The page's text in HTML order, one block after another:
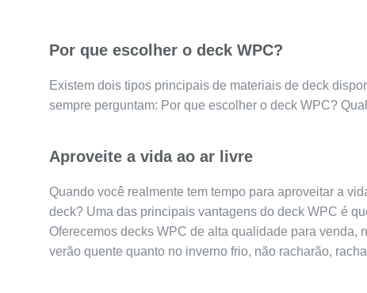
Por que escolher o deck WPC?
Existem dois tipos principais de materiais de deck
sempre perguntam: Por que escolher o deck WPC?
Aproveite a vida ao ar livre
Quando você realmente tem tempo para aproveitar a
deck? Uma das principais vantagens do deck WPC é
Oferecemos decks WPC de alta qualidade para venda,
verão quente quanto no inverno frio, não racharão,